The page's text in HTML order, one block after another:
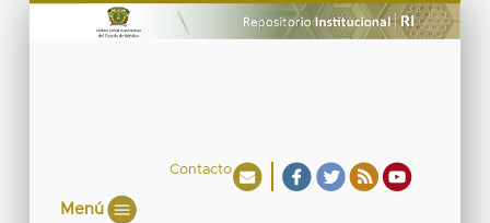
Contacto
Menú